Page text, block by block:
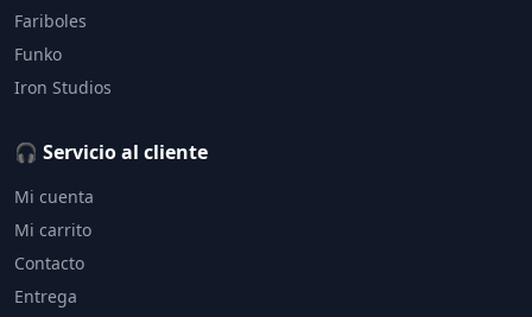
Fariboles
Funko
Iron Studios
🎧 Servicio al cliente
Mi cuenta
Mi carrito
Contacto
Entrega